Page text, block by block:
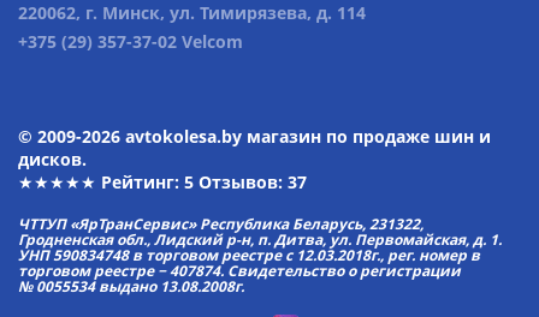
220062, г. Минск, ул. Тимирязева, д. 114
+375 (29) 357-37-02 Velcom
© 2009-2026 avtokolesa.by магазин по продаже шин и
дисков.
★★★★★ Рейтинг: 5 Отзывов: 37
ЧТТУП «ЯрТранСервис» Республика Беларусь, 231322,
Гродненская обл., Лидский р-н, п. Дитва, ул. Первомайская, д. 1.
УНП 590834748 в торговом реестре с 12.03.2018г., рег. номер в
торговом реестре − 407874. Свидетельство о регистрации
№ 0055534 выдано 13.08.2008г.